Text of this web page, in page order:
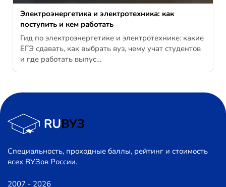
Электроэнергетика и электротехника: как
поступить и кем работать
Гид по электроэнергетике и электротехнике: какие
ЕГЭ сдавать, как выбрать вуз, чему учат студентов
и где работать выпус…
Специальность, проходные баллы, рейтинг и стоимость
всех ВУЗов России.
2007 - 2026